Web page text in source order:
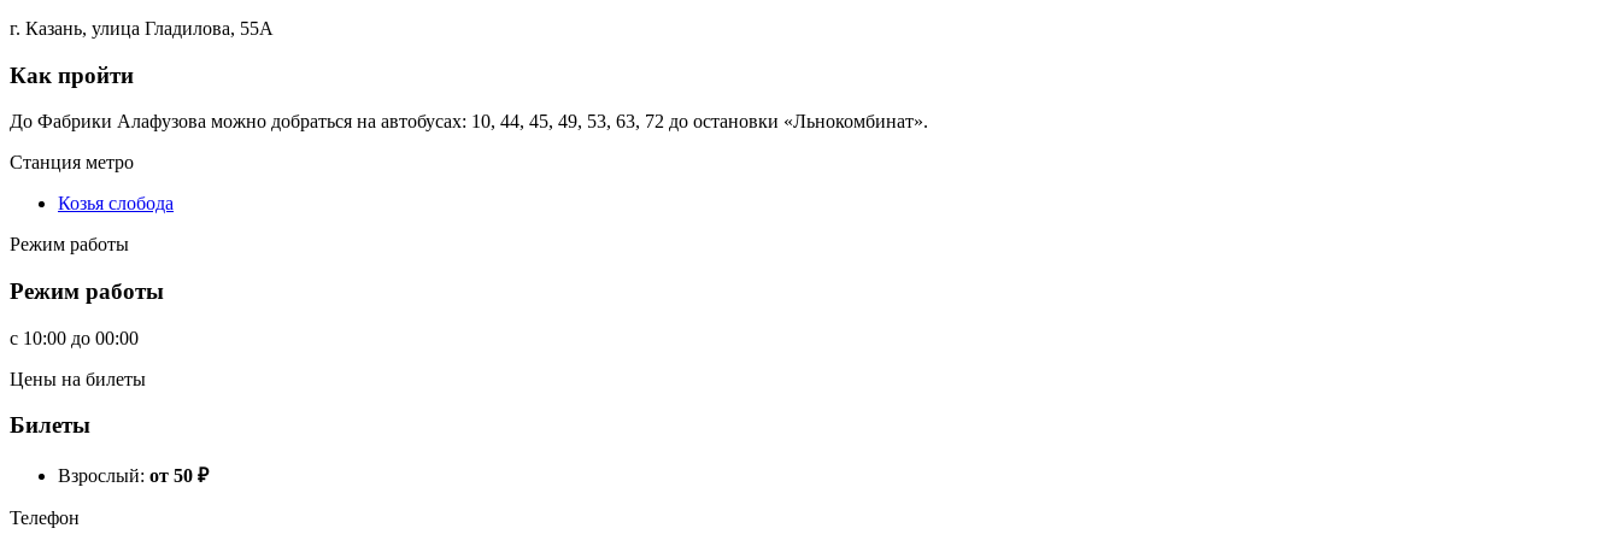
г. Казань, улица Гладилова, 55А
Как пройти
До Фабрики Алафузова можно добраться на автобусах: 10, 44, 45, 49, 53, 63, 72 до остановки «Льнокомбинат».
Станция метро
Козья слобода
Режим работы
Режим работы
c 10:00 до 00:00
Цены на билеты
Билеты
Взрослый: от 50 ₽
Телефон